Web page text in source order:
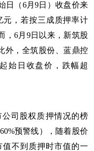
日（6月9日）收盘价来
元，若按三成质押率计
，6月9日以来，新筑股
外，全筑股份、蓝鼎控
始日收盘价，跌幅超
司股权质押情况的榜
预警线），随着股价
不到质押时市值的一